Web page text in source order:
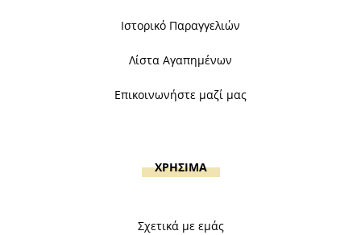
Ιστορικό Παραγγελιών
Λίστα Αγαπημένων
Επικοινωνήστε μαζί μας
ΧΡΗΣΙΜΑ
Σχετικά με εμάς